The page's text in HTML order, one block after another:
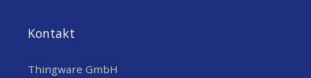
Kontakt
Thingware GmbH